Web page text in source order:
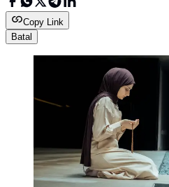
Copy Link
Batal